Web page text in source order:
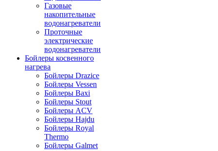
Газовые
накопительные
водонагреватели
Проточные
электрические
водонагреватели
Бойлеры косвенного
нагрева
Бойлеры Drazice
Бойлеры Vessen
Бойлеры Baxi
Бойлеры Stout
Бойлеры ACV
Бойлеры Hajdu
Бойлеры Royal
Thermo
Бойлеры Galmet